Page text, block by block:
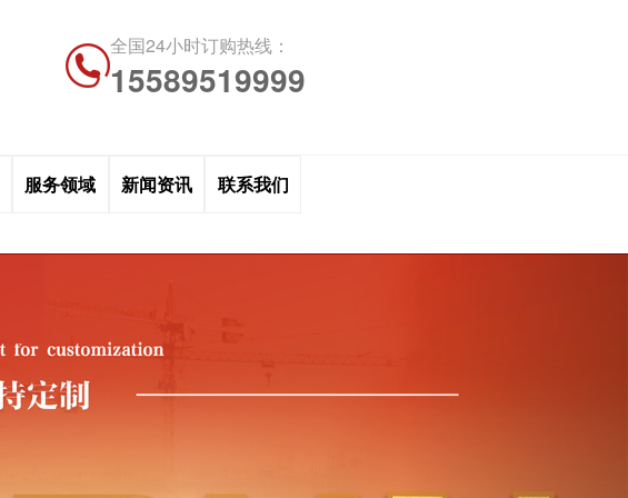
全国24小时订购热线：
15589519999
服务领域 新闻资讯 联系我们